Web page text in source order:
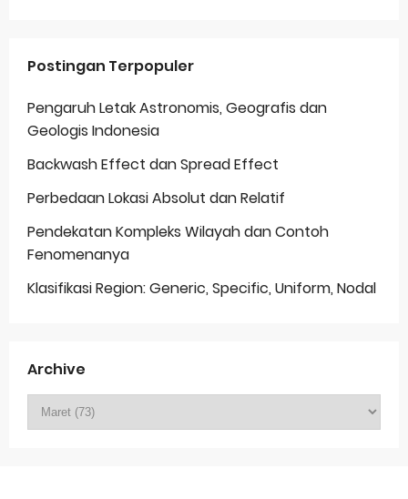
Postingan Terpopuler
Pengaruh Letak Astronomis, Geografis dan
Geologis Indonesia
Backwash Effect dan Spread Effect
Perbedaan Lokasi Absolut dan Relatif
Pendekatan Kompleks Wilayah dan Contoh
Fenomenanya
Klasifikasi Region: Generic, Specific, Uniform, Nodal
Archive